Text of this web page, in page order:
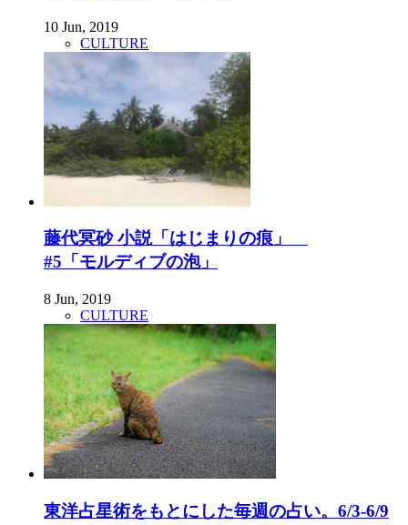
10 Jun, 2019
CULTURE
藤代冥砂 小説「はじまりの痕」
#5「モルディブの泡」
8 Jun, 2019
CULTURE
東洋占星術をもとにした毎週の占い。6/3-6/9